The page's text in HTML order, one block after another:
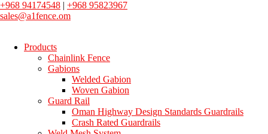
+968 94174548 | +968 95823967
sales@a1fence.om
Products
Chainlink Fence
Gabions
Welded Gabion
Woven Gabion
Guard Rail
Oman Highway Design Standards Guardrails
Crash Rated Guardrails